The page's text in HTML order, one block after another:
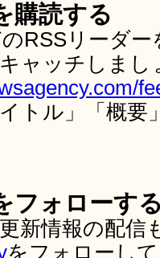
購読する
RSSリーダ
ャッチしま
トル」「概要
フォローす
新情報の配
をフォローし